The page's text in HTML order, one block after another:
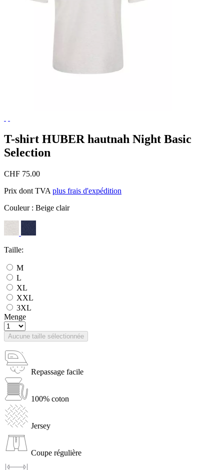
T-shirt HUBER hautnah Night Basic
Selection
CHF 75.00
Prix dont TVA plus frais d'expédition
Couleur : Beige clair
Taille:
M
L
XL
XXL
3XL
Menge
Aucune taille sélectionnée
Repassage facile
100% coton
Jersey
Coupe régulière